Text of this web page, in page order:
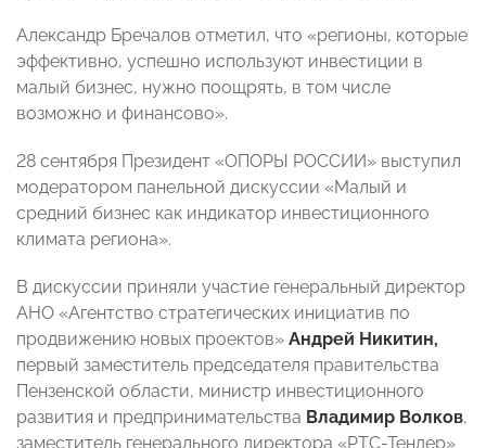
Александр Бречалов отметил, что «регионы, которые
эффективно, успешно используют инвестиции в
малый бизнес, нужно поощрять, в том числе
возможно и финансово».
28 сентября Президент «ОПОРЫ РОССИИ» выступил
модератором панельной дискуссии «Малый и
средний бизнес как индикатор инвестиционного
климата региона».
В дискуссии приняли участие генеральный директор
АНО «Агентство стратегических инициатив по
продвижению новых проектов» Андрей Никитин,
первый заместитель председателя правительства
Пензенской области, министр инвестиционного
развития и предпринимательства Владимир Волков,
заместитель генерального директора «РТС-Тендер»